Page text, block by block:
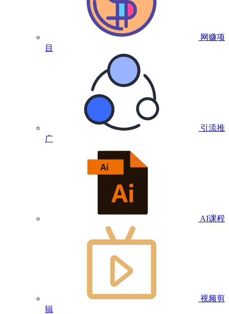
网赚项
目
引流推
广
AI课程
视频剪
辑